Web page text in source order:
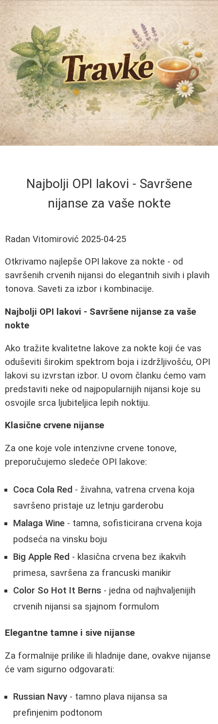
Najbolji OPI lakovi - Savršene
nijanse za vaše nokte
Radan Vitomirović 2025-04-25
Otkrivamo najlepše OPI lakove za nokte - od
savršenih crvenih nijansi do elegantnih sivih i plavih
tonova. Saveti za izbor i kombinacije.
Najbolji OPI lakovi - Savršene nijanse za vaše
nokte
Ako tražite kvalitetne lakove za nokte koji će vas
oduševiti širokim spektrom boja i izdržljivošću, OPI
lakovi su izvrstan izbor. U ovom članku ćemo vam
predstaviti neke od najpopularnijih nijansi koje su
osvojile srca ljubiteljica lepih noktiju.
Klasične crvene nijanse
Za one koje vole intenzivne crvene tonove,
preporučujemo sledeće OPI lakove:
Coca Cola Red - živahna, vatrena crvena koja
savršeno pristaje uz letnju garderobu
Malaga Wine - tamna, sofisticirana crvena koja
podseća na vinsku boju
Big Apple Red - klasična crvena bez ikakvih
primesa, savršena za francuski manikir
Color So Hot It Berns - jedna od najhvaljenijih
crvenih nijansi sa sjajnom formulom
Elegantne tamne i sive nijanse
Za formalnije prilike ili hladnije dane, ovakve nijanse
će vam sigurno odgovarati:
Russian Navy - tamno plava nijansa sa
prefinjenim podtonom